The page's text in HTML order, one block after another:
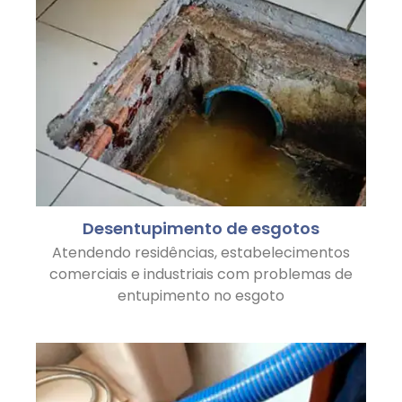
Desentupimento de esgotos
Atendendo residências, estabelecimentos
comerciais e industriais com problemas de
entupimento no esgoto